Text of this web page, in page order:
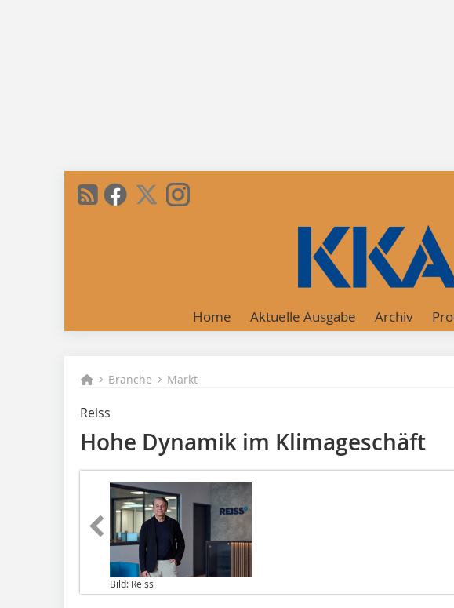
Home Aktuelle Ausgabe Archiv
Branche Markt
Reiss
Hohe Dynamik im Klimageschäft
Bild: Reiss